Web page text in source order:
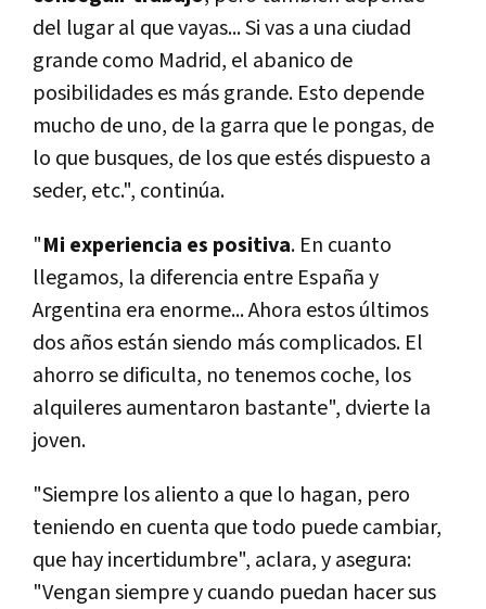
del lugar al que vayas... Si vas a una ciudad
grande como Madrid, el abanico de
posibilidades es más grande. Esto depende
mucho de uno, de la garra que le pongas, de
lo que busques, de los que estés dispuesto a
seder, etc.", continúa.
"Mi experiencia es positiva. En cuanto
llegamos, la diferencia entre España y
Argentina era enorme... Ahora estos últimos
dos años están siendo más complicados. El
ahorro se dificulta, no tenemos coche, los
alquileres aumentaron bastante", dvierte la
joven.
"Siempre los aliento a que lo hagan, pero
teniendo en cuenta que todo puede cambiar,
que hay incertidumbre", aclara, y asegura:
"Vengan siempre y cuando puedan hacer sus